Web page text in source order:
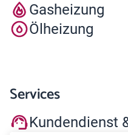
Gasheizung
Ölheizung
Services
Kundendienst